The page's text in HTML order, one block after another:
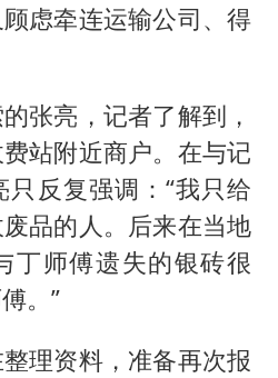
虑牵连运输公司、得
张亮，记者了解到，
站附近商户。在与记
反复强调：“我只给
品的人。后来在当地
丁师傅遗失的银砖很
。”
理资料，准备再次报